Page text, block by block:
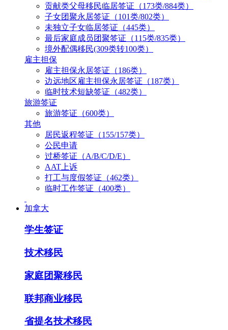
贡献类父母移民临居签证（173类/884类）
子女团聚永居签证（101类/802类）
未独立子女临居签证（445类）
最后家庭成员团聚签证（115类/835类）
境外配偶移民(309类转100类）
雇主担保
雇主担保永居签证（186类）
边远地区雇主担保永居签证（187类）
临时技术短缺签证（482类）
旅游签证
旅游签证（600类）
其他
居民返程签证（155/157类）
公民申请
过桥签证（A/B/C/D/E）
AAT上诉
打工与度假签证（462类）
临时工作签证（400类）
加拿大
学生签证
技术移民
家庭团聚移民
联邦商业移民
省提名技术移民